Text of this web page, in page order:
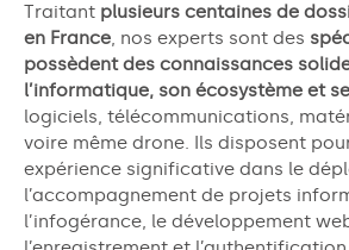
Traitant plusieurs centaines de
en France, nos experts sont des
possèdent des connaissances
l’informatique, son écosystème et
logiciels, télécommunications,
voire même drone. Ils disposent
expérience significative dans le
l’accompagnement de projets
l’infogérance, le développement